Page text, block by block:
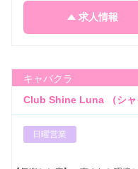
求人情報
キャバクラ
Club Shine Luna （シャ
日曜営業